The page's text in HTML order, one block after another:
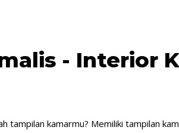
- Interior
tampilan kamarmu? Memiliki tampilan